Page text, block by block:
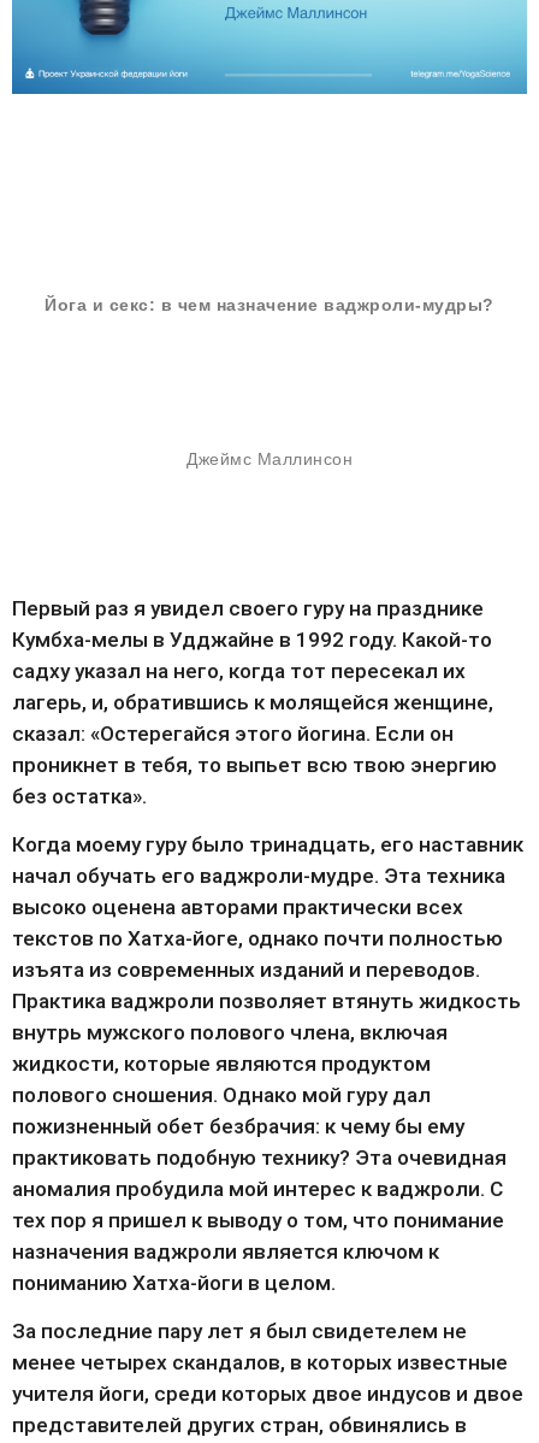
Йога и секс: в чем назначение ваджроли-мудры?
Джеймс Маллинсон
Первый раз я увидел своего гуру на празднике
Кумбха-мелы в Удджайне в 1992 году. Какой-то
садху указал на него, когда тот пересекал их
лагерь, и, обратившись к молящейся женщине,
сказал: «Остерегайся этого йогина. Если он
проникнет в тебя, то выпьет всю твою энергию
без остатка».
Когда моему гуру было тринадцать, его наставник
начал обучать его ваджроли-мудре. Эта техника
высоко оценена авторами практически всех
текстов по Хатха-йоге, однако почти полностью
изъята из современных изданий и переводов.
Практика ваджроли позволяет втянуть жидкость
внутрь мужского полового члена, включая
жидкости, которые являются продуктом
полового сношения. Однако мой гуру дал
пожизненный обет безбрачия: к чему бы ему
практиковать подобную технику? Эта очевидная
аномалия пробудила мой интерес к ваджроли. С
тех пор я пришел к выводу о том, что понимание
назначения ваджроли является ключом к
пониманию Хатха-йоги в целом.
За последние пару лет я был свидетелем не
менее четырех скандалов, в которых известные
учителя йоги, среди которых двое индусов и двое
представителей других стран, обвинялись в